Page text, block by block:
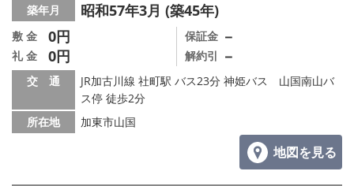
メールでお問い合わせ
築年月 昭和57年3月 (築45年)
敷 金 0円
礼 金 0円
保証金 －
解約引 －
交 通
JR加古川線 社町駅 バス23分 神姫バス 山国南山バ
ス停 徒歩2分
所在地
加東市山国
地図を見る